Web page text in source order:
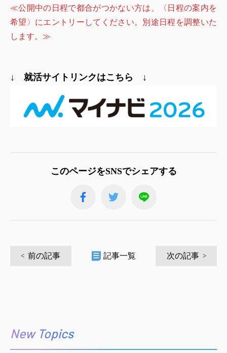
≪公開中の日程で都合がつかない方は、〈日程の案内を
希望〉にエントリーしてください。別途日程を調整いた
します。≫
↓ 就活サイトリンクはこちら ↓
このページをSNSでシェアする
前の記事 記事一覧 次の記事
New Topics